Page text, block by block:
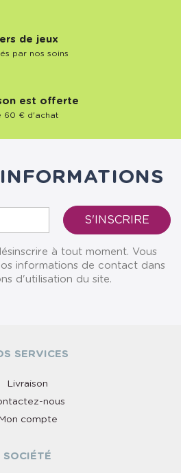
de jeux
par nos soins
est offerte
60 € d'achat
à tout moment. Vous
informations de contact dans
d'utilisation du site.
SERVICES
Livraison
nous
Mon compte
SOCIÉTÉ